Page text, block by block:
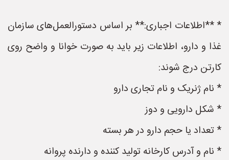
* **اطلاعات اجباری:** بر اساس دستورالعمل‌های سازمان
غذا و دارو، اطلاعات زیر باید به صورت خوانا و واضح روی
کارتن درج شوند:
* نام ژنریک و نام تجاری دارو
* شکل دارویی و دوز
* تعداد یا حجم دارو در هر بسته
* نام و آدرس کارخانه تولید کننده و دارنده پروانه